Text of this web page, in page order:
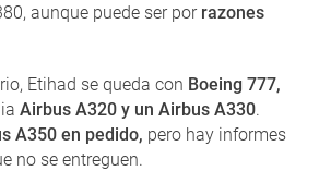
aunque puede ser por razones
Etihad se queda con Boeing 777,
Airbus A320 y un Airbus A330.
A350 en pedido, pero hay informes
no se entreguen.